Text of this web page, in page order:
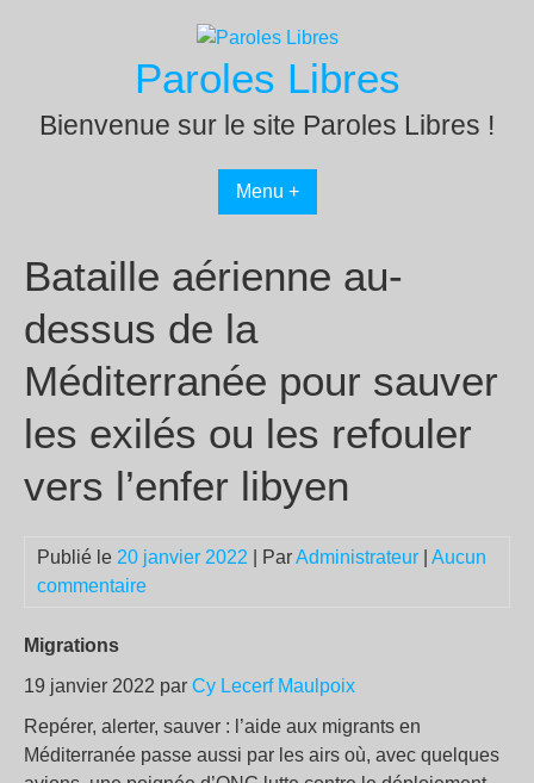
Paroles Libres
Bienvenue sur le site Paroles Libres !
Menu +
Bataille aérienne au-
dessus de la
Méditerranée pour sauver
les exilés ou les refouler
vers l’enfer libyen
Publié le 20 janvier 2022 | ParAdministrateur
Aucun
commentaire
Migrations
19 janvier 2022 par Cy Lecerf Maulpoix
Repérer, alerter, sauver : l’aide aux migrants en
Méditerranée passe aussi par les airs où, avec quelques